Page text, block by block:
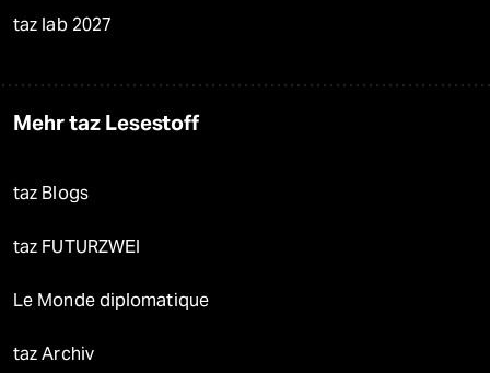
taz lab 2027
Mehr taz Lesestoff
taz Blogs
taz FUTURZWEI
Le Monde diplomatique
taz Archiv